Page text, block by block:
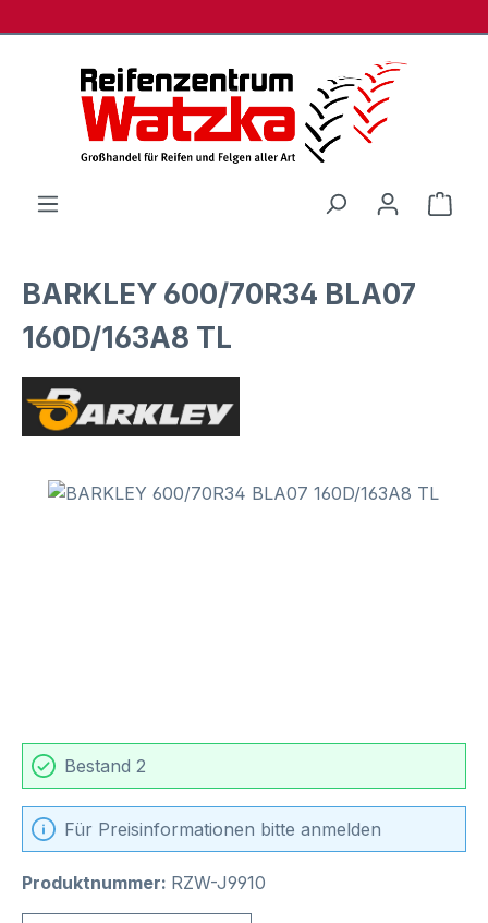
BARKLEY 600/70R34 BLA07
160D/163A8 TL
Bildergalerie überspringen
Bestand 2
Für Preisinformationen bitte anmelden
Produktnummer: RZW-J9910